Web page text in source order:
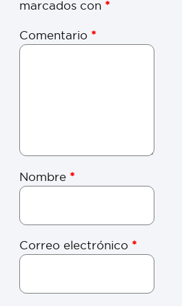
marcados con *
Comentario *
Nombre *
Correo electrónico *